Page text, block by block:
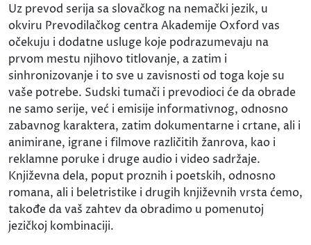
Uz prevod serija sa slovačkog na nemački jezik, u
okviru Prevodilačkog centra Akademije Oxford vas
očekuju i dodatne usluge koje podrazumevaju na
prvom mestu njihovo titlovanje, a zatim i
sinhronizovanje i to sve u zavisnosti od toga koje su
vaše potrebe. Sudski tumači i prevodioci će da obrade
ne samo serije, već i emisije informativnog, odnosno
zabavnog karaktera, zatim dokumentarne i crtane, ali i
animirane, igrane i filmove različitih žanrova, kao i
reklamne poruke i druge audio i video sadržaje.
Književna dela, poput proznih i poetskih, odnosno
romana, ali i beletristike i drugih književnih vrsta ćemo,
takođe da vaš zahtev da obradimo u pomenutoj
jezičkoj kombinaciji.